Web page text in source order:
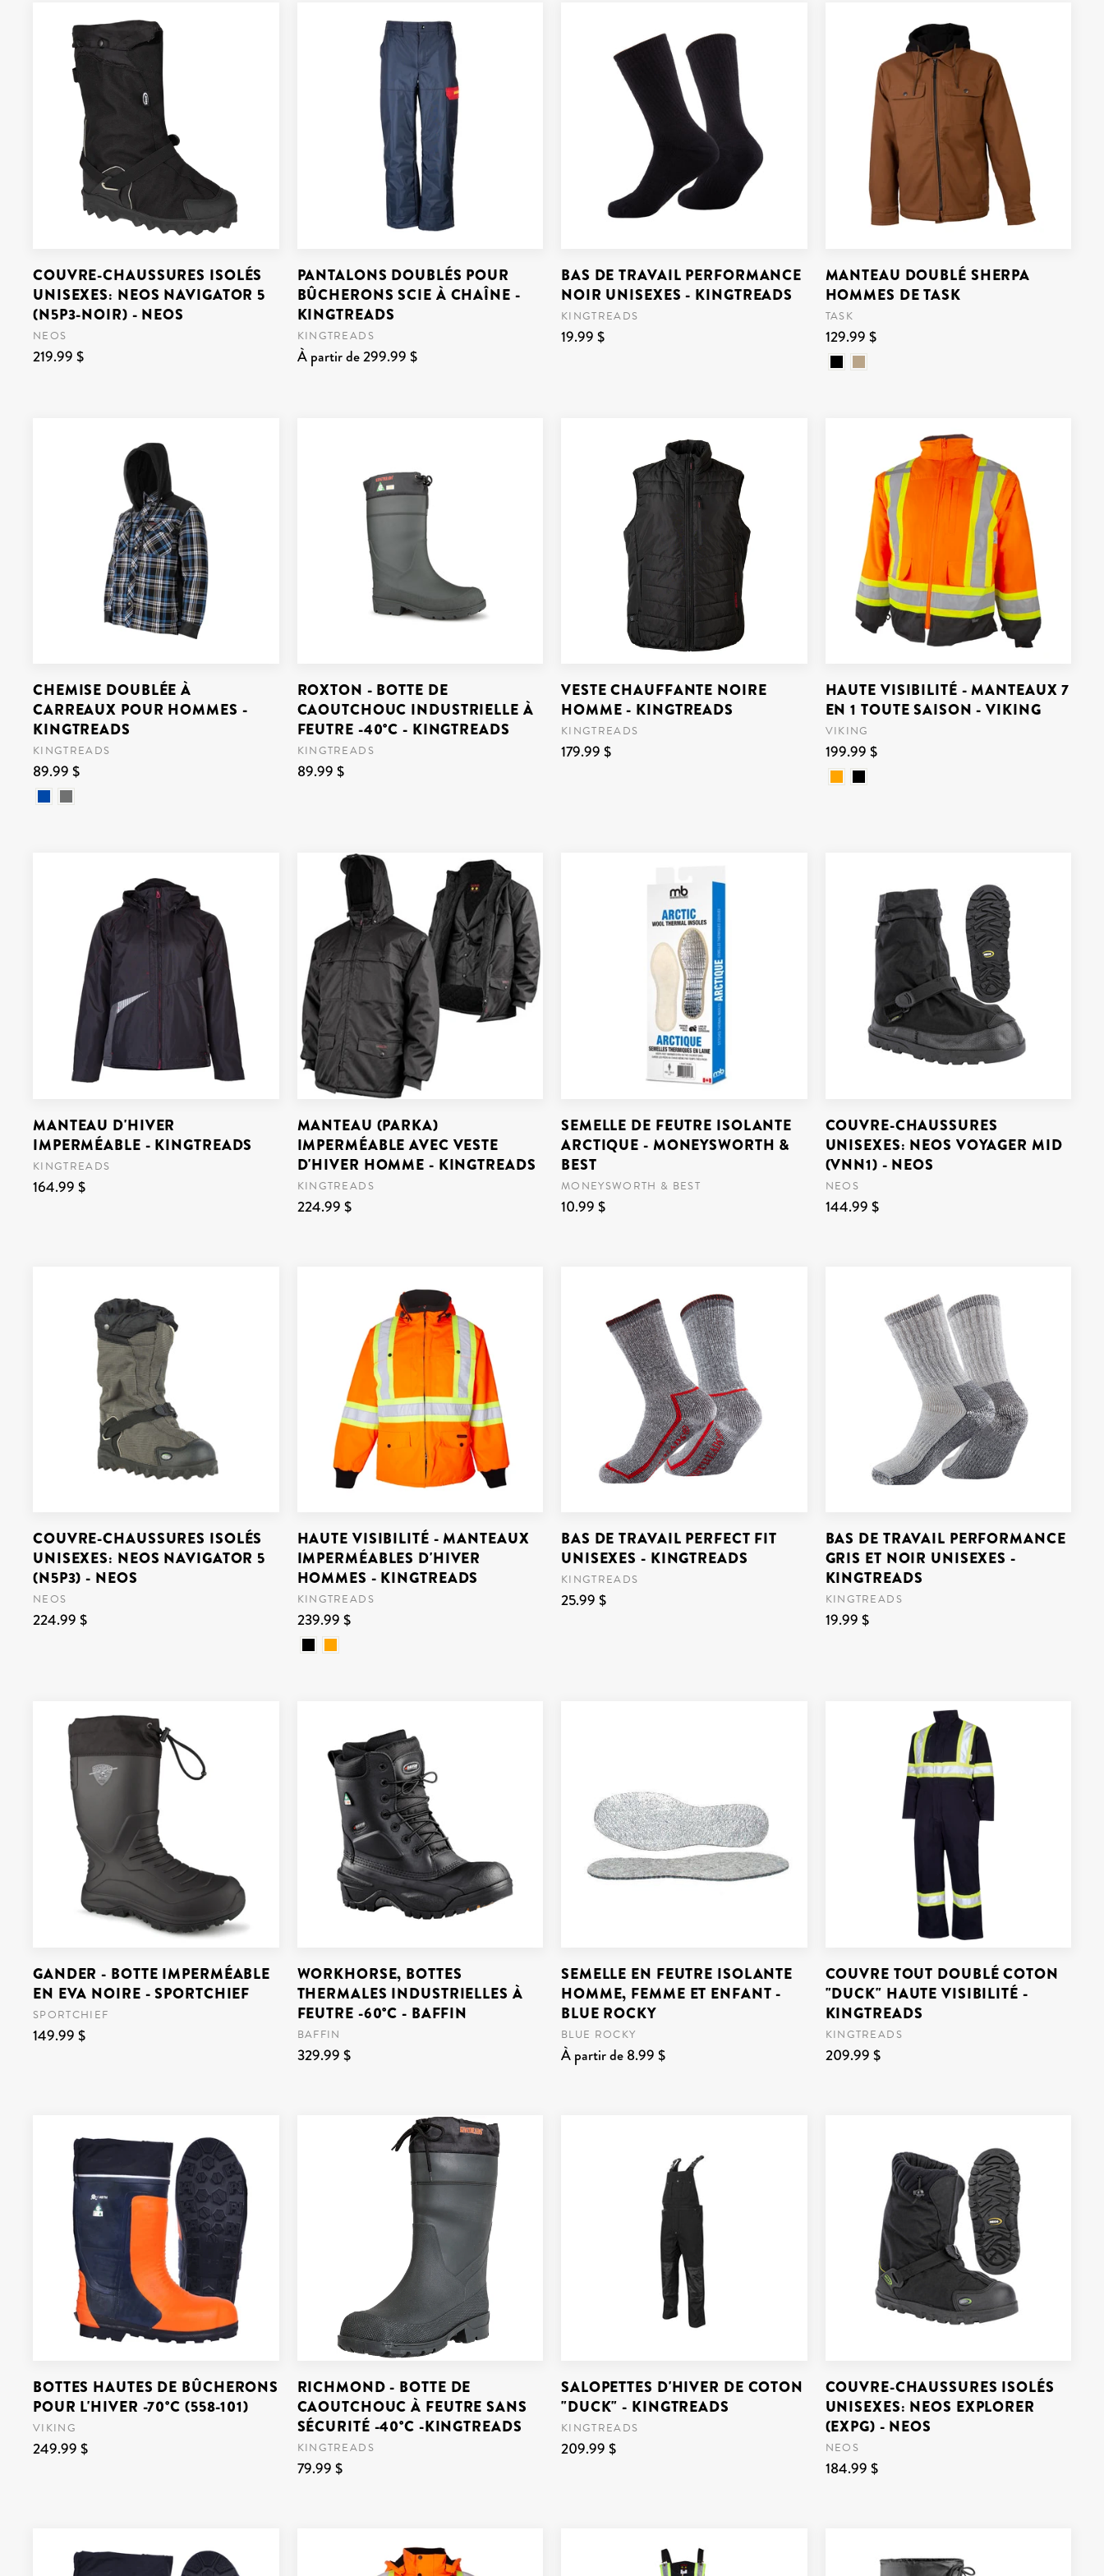
COUVRE-CHAUSSURES ISOLÉS
UNISEXES: NEOS NAVIGATOR 5
(N5P3-NOIR) - NEOS
NEOS
219.99 $
PANTALONS DOUBLÉS POUR
BÛCHERONS SCIE À CHAÎNE -
KINGTREADS
KINGTREADS
À partir de 299.99 $
BAS DE TRAVAIL PERFORMANCE
NOIR UNISEXES - KINGTREADS
KINGTREADS
19.99 $
MANTEAU DOUBLÉ SHERPA
HOMMES DE TASK
TASK
129.99 $
CHEMISE DOUBLÉE À
CARREAUX POUR HOMMES -
KINGTREADS
KINGTREADS
89.99 $
ROXTON - BOTTE DE
CAOUTCHOUC INDUSTRIELLE À
FEUTRE -40°C - KINGTREADS
KINGTREADS
89.99 $
VESTE CHAUFFANTE NOIRE
HOMME - KINGTREADS
KINGTREADS
179.99 $
HAUTE VISIBILITÉ - MANTEAUX 7
EN 1 TOUTE SAISON - VIKING
VIKING
199.99 $
MANTEAU D'HIVER
IMPERMÉABLE - KINGTREADS
KINGTREADS
164.99 $
MANTEAU (PARKA)
IMPERMÉABLE AVEC VESTE
D'HIVER HOMME - KINGTREADS
KINGTREADS
224.99 $
SEMELLE DE FEUTRE ISOLANTE
ARCTIQUE - MONEYSWORTH &
BEST
MONEYSWORTH & BEST
10.99 $
COUVRE-CHAUSSURES
UNISEXES: NEOS VOYAGER MID
(VNN1) - NEOS
NEOS
144.99 $
COUVRE-CHAUSSURES ISOLÉS
UNISEXES: NEOS NAVIGATOR 5
(N5P3) - NEOS
NEOS
224.99 $
HAUTE VISIBILITÉ - MANTEAUX
IMPERMÉABLES D'HIVER
HOMMES - KINGTREADS
KINGTREADS
239.99 $
BAS DE TRAVAIL PERFECT FIT
UNISEXES - KINGTREADS
KINGTREADS
25.99 $
BAS DE TRAVAIL PERFORMANCE
GRIS ET NOIR UNISEXES -
KINGTREADS
KINGTREADS
19.99 $
GANDER - BOTTE IMPERMÉABLE
EN EVA NOIRE - SPORTCHIEF
SPORTCHIEF
149.99 $
WORKHORSE, BOTTES
THERMALES INDUSTRIELLES À
FEUTRE -60°C - BAFFIN
BAFFIN
329.99 $
SEMELLE EN FEUTRE ISOLANTE
HOMME, FEMME ET ENFANT -
BLUE ROCKY
BLUE ROCKY
À partir de 8.99 $
COUVRE TOUT DOUBLÉ COTON
"DUCK" HAUTE VISIBILITÉ -
KINGTREADS
KINGTREADS
209.99 $
BOTTES HAUTES DE BÛCHERONS
POUR L'HIVER -70°C (558-101)
VIKING
249.99 $
RICHMOND - BOTTE DE
CAOUTCHOUC À FEUTRE SANS
SÉCURITÉ -40°C -KINGTREADS
KINGTREADS
79.99 $
SALOPETTES D'HIVER DE COTON
"DUCK" - KINGTREADS
KINGTREADS
209.99 $
COUVRE-CHAUSSURES ISOLÉS
UNISEXES: NEOS EXPLORER
(EXPG) - NEOS
NEOS
184.99 $